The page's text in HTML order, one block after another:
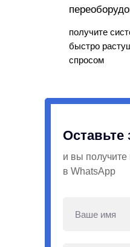
получите
быстро
спросом
Оставьте
и вы получите
в WhatsApp